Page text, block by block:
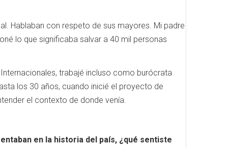
Hablaban con respeto de sus mayores. Mi padre
lo que significaba salvar a 40 mil personas
trabajé incluso como burócrata
los 30 años, cuando inicié el proyecto de
el contexto de donde venía.
en la historia del país, ¿qué sentiste